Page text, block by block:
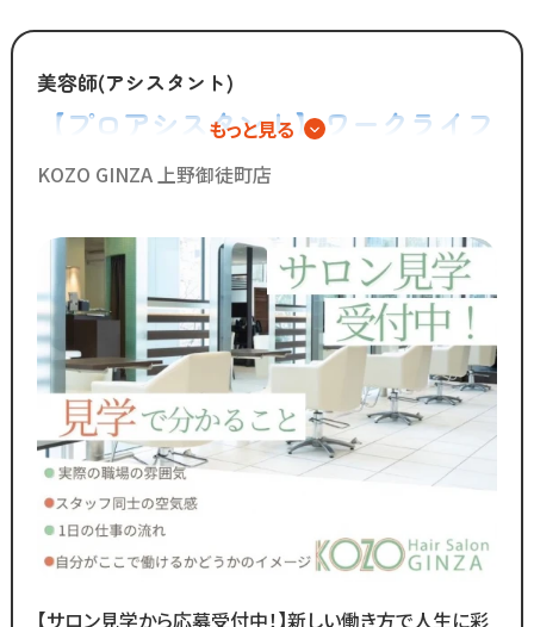
時代に合わせた働き方へ
変化を加えています。
「いいものは残し、
時代に合わないものは変えていく」
スタッフが長く勤められることを
何よりも大切に考えているからこそ
今後もより働きやすい環境へ
制度を更新していきます！
◆グループの実績◆
￣￣￣￣￣￣￣￣￣￣￣￣￣
・スタッフ月間平均報酬
「30万円以上」☆
・月間来店人数2,000人以上（4店舗平均）
チェックできます！◆
美容師(アシスタント)
【プロアシスタント】ワークライフ
バランス重視の新しい美容師キャリ
もっと見る
KOZO GINZA 上野御徒町店
【サロン見学から応募受付中！】新しい働き方で人生に彩